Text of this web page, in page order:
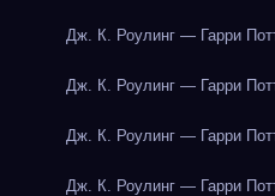
Дж. К. Роулинг — Гарри
Дж. К. Роулинг — Гарри
Дж. К. Роулинг — Гарри
Дж. К. Роулинг — Гарри